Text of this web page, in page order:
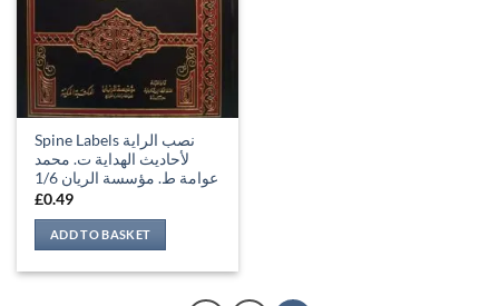
Spine Labels نصب الراية
لأحاديث الهداية ت. محمد
عوامة ط. مؤسسة الريان 1/6
£0.49
ADD TO BASKET